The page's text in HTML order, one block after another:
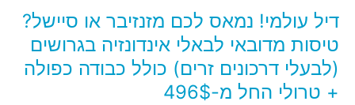
דיל עולמי! נמאס לכם מזנזיבר או סיישל?
טיסות מדובאי לבאלי אינדונזיה בגרושים
(לבעלי דרכונים זרים) כולל כבודה כפולה
+ טרולי החל מ-496$
אינדונזיה
בגרושים
(לבעלי
דרכונים
זרים)